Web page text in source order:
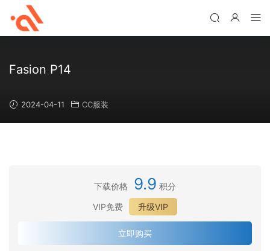
Fasion P14
2024-04-11 CC服装
下载价格 9.9 积分
VIP免费
升级VIP
立即购买